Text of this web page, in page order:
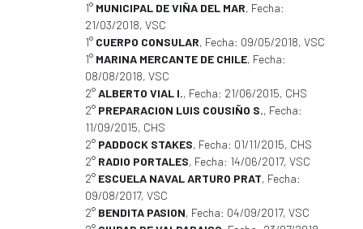
1° MUNICIPAL DE VIÑA DEL MAR, Fecha:
21/03/2018, VSC
1° CUERPO CONSULAR, Fecha: 09/05/2018, VSC
1° MARINA MERCANTE DE CHILE, Fecha:
08/08/2018, VSC
2°ALBERTO VIAL I., Fecha: 21/06/2015, CHS
2° PREPARACION LUIS COUSIÑO S., Fecha:
11/09/2015, CHS
2° PADDOCK STAKES, Fecha: 01/11/2015, CHS
2° RADIO PORTALES, Fecha: 14/06/2017, VSC
2° ESCUELA NAVAL ARTURO PRAT, Fecha:
09/08/2017, VSC
2° BENDITA PASION, Fecha: 04/09/2017, VSC